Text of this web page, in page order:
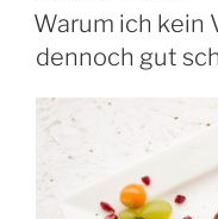
AM
Warum ich kein
dennoch gut